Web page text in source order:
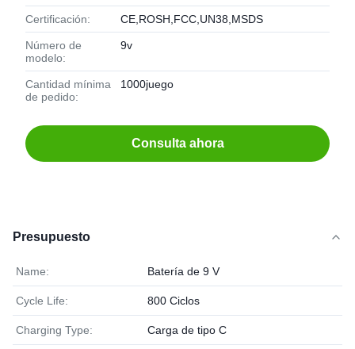
Certificación: CE,ROSH,FCC,UN38,MSDS
Número de
modelo:
9v
Cantidad mínima
de pedido:
1000juego
Consulta ahora
Presupuesto
Name: Batería de 9 V
Cycle Life: 800 Ciclos
Charging Type: Carga de tipo C